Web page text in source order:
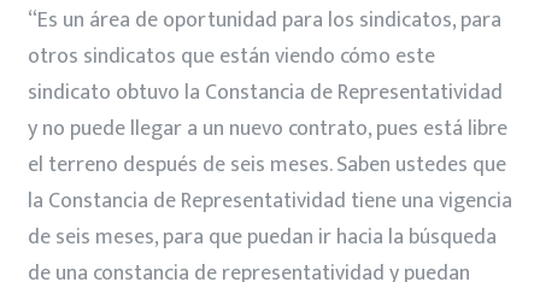
“Es un área de oportunidad para los sindicatos, para
otros sindicatos que están viendo cómo este
sindicato obtuvo la Constancia de Representatividad
y no puede llegar a un nuevo contrato, pues está libre
el terreno después de seis meses. Saben ustedes que
la Constancia de Representatividad tiene una vigencia
de seis meses, para que puedan ir hacia la búsqueda
de una constancia de representatividad y puedan